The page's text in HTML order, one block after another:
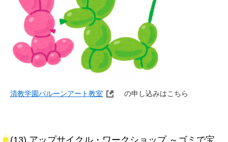
清教学園バルーンアート教室 の申し込みはこちら
(13) アップサイクル・ワークショップ ～ゴミで宝